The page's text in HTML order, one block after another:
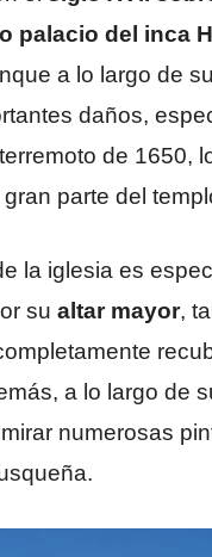
palacio del inca
a lo largo de
daños,
de 1650,
parte del
la iglesia es
su altar mayor,
a lo largo de
numerosas